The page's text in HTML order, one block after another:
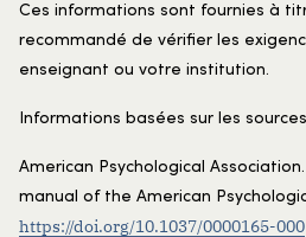
Ces informations sont fournies à
recommandé de vérifier les
enseignant ou votre institution.
Informations basées sur les
American Psychological
manual of the American
https://doi.org/10.1037/0000165-000